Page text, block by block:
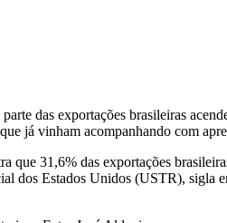
das exportações brasileiras
já vinham acompanhando com
31,6% das exportações
dos Estados Unidos (USTR), sigla